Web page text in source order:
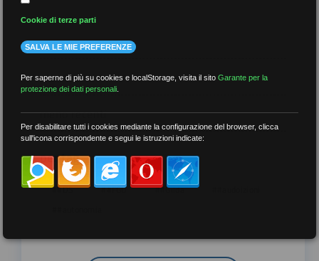
più recenti
meno recenti
per tag
##DS ##FGU ##Gilda
Cookie di terze parti
SALVA LE MIE PREFERENZE
Per saperne di più su cookies e localStorage, visita il sitoGarante per la
protezione dei dati personali
Per disabilitare tutti i cookies mediante la configurazione del browser, clicca
sull'icona corrispondente e segui le istruzioni indicate: